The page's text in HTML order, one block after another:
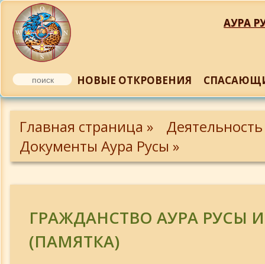
АУРА
НОВЫЕ ОТКРОВЕНИЯ
Главная страница »
Документы Аура Русы »
ГРАЖДАНСТВО АУРА РУСЫ
(ПАМЯТКА)
Коротко об Аура Русе
Аура Руса - реальность завтрашнего
Гражданство Аура Русы (памятка)